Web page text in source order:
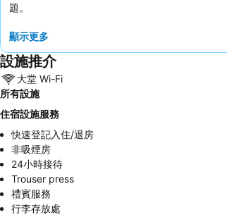
題。
顯示更多
設施推介
大堂 Wi-Fi
所有設施
住宿設施服務
快速登記入住/退房
非吸煙房
24小時接待
Trouser press
禮賓服務
行李存放處